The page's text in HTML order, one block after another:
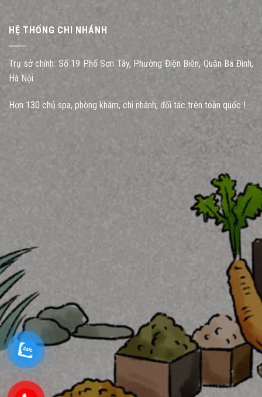
HỆ THỐNG CHI NHÁNH
Trụ sở chính: Số 19 Phố Sơn Tây, Phường Điện Biên, Quận Ba Đình,
Hà Nội
Hơn 130 chủ spa, phòng khám, chi nhánh, đối tác trên toàn quốc !